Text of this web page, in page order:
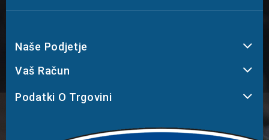
Naše Podjetje
Vaš Račun
Podatki O Trgovini